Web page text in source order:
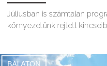
Júliusban is számtalan
környezetünk rejtett
BALATON